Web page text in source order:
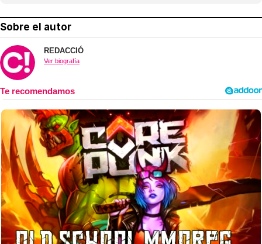
Sobre el autor
REDACCIÓ
Ver biografía